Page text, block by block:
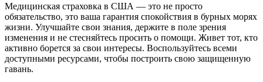
Медицинская страховка в США — это не просто
обязательство, это ваша гарантия спокойствия в бурных морях
жизни. Улучшайте свои знания, держите в поле зрения
изменения и не стесняйтесь просить о помощи. Живет тот, кто
активно борется за свои интересы. Воспользуйтесь всеми
доступными ресурсами, чтобы построить свою защищенную
гавань.